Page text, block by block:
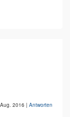
2016 | Antworten